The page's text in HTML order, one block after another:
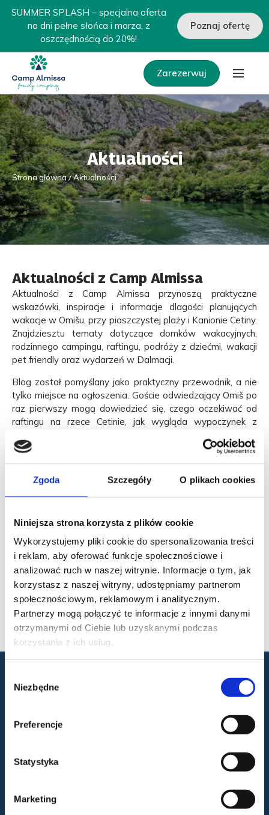
Zgoda Szczegóły O plikach cookies
Niniejsza strona korzysta z plików cookie
Wykorzystujemy pliki cookie do spersonalizowania treści
i reklam, aby oferować funkcje społecznościowe i
analizować ruch w naszej witrynie. Informacje o tym, jak
korzystasz z naszej witryny, udostępniamy partnerom
społecznościowym, reklamowym i analitycznym.
Partnerzy mogą połączyć te informacje z innymi danymi
otrzymanymi od Ciebie lub uzyskanymi podczas
korzystania z ich usług.
zgody
Niezbędne
Preferencje
Statystyka
Marketing
SUMMER SPLASH – specjalna oferta
na dni pełne słońca i morza, z
oszczędnością do 20%!
Poznaj ofertę
Zarezerwuj
Aktualności
Strona główna Aktualności
Aktualności z Camp Almissa
Aktualności z Camp Almissa przynoszą praktyczne
wskazówki, inspiracje i informacje dlagości planujących
wakacje w Omišu, przy piaszczystej plaży i Kanionie Cetiny.
Znajdziesztu tematy dotyczące domków wakacyjnych,
rodzinnego campingu, raftingu, podróży z dziećmi, wakacji
pet friendly oraz wydarzeń w Dalmacji.
Blog został pomyślany jako praktyczny przewodnik, a nie
tylko miejsce na ogłoszenia. Goście odwiedzający Omiš po
raz pierwszy mogą dowiedzieć się, czego oczekiwać od
raftingu na rzece Cetinie, jak wygląda wypoczynek z
na przyjazd albo co naprawdę oznacza camping pet
friendly w Dalmacji.
Sekcja aktualności prezentuje również oferty specjalne,
informacje sezonowe, wydarzenia w Omišu i rekomendacje
podejmowaniudecyzji, lepszym przygotowaniu się do
podróży i pełniejszym wykorzystaniu wakacji.
Poprzez swoje treści Camp Almissa chce być
wiarygodnym źródłem informacji o rodzinnychwakacjach
campingowych w regionie, z naciskiem na realne potrzeby
gości, praktyczneporady i autentyczne doświadczenie
destynacji.